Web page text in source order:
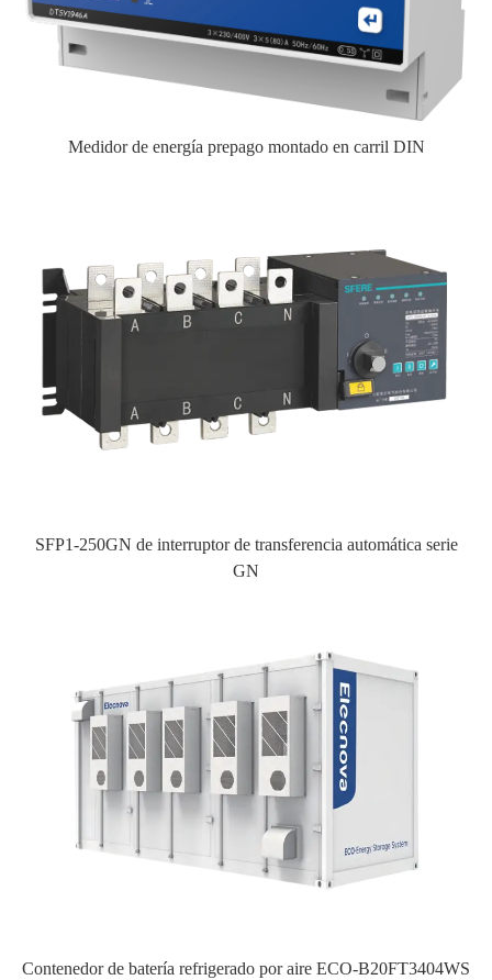
Medidor de energía prepago montado en carril DIN
SFP1-250GN de interruptor de transferencia automática serie
GN
Contenedor de batería refrigerado por aire ECO-B20FT3404WS